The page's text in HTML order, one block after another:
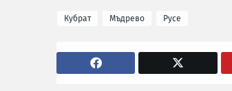
Кубрат Мъдрево Русе